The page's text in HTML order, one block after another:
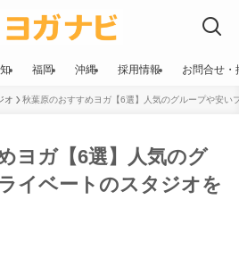
福岡 沖縄 採用情報 お問合せ・
オ 秋葉原のおすすめヨガ【6選】人気のグループや安い
ヨガ【6選】人気のグ
イベートのスタジオを